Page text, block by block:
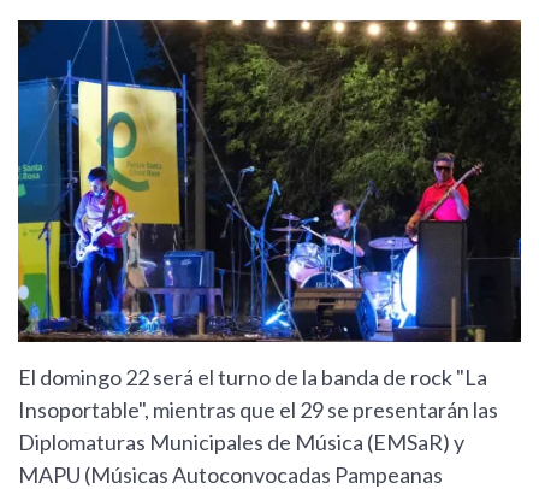
El domingo 22 será el turno de la banda de rock "La
Insoportable", mientras que el 29 se presentarán las
Diplomaturas Municipales de Música (EMSaR) y
MAPU (Músicas Autoconvocadas Pampeanas